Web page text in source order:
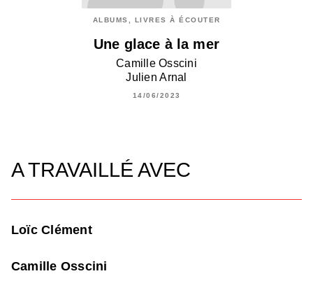
ALBUMS, LIVRES À ÉCOUTER
Une glace à la mer
Camille Osscini
Julien Arnal
14/06/2023
A TRAVAILLÉ AVEC
Loïc Clément
Camille Osscini